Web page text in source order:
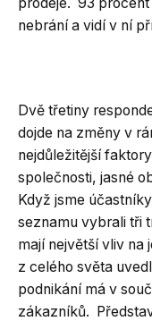
nebrání a vidí v ní
Dvě třetiny
dojde na změny v
nejdůležitější
společnosti, jasné
Když jsme
seznamu vybrali tři
mají největší vliv na
z celého světa
podnikání má v
zákazníků.